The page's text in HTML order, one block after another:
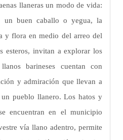
llaneras un modo de vida:
un buen caballo o yegua, la
y flora en medio del arreo del
esteros, invitan a explorar los
barineses cuentan con
y admiración que llevan a
pueblo llanero. Los hatos y
encuentran en el municipio
vía llano adentro, permite